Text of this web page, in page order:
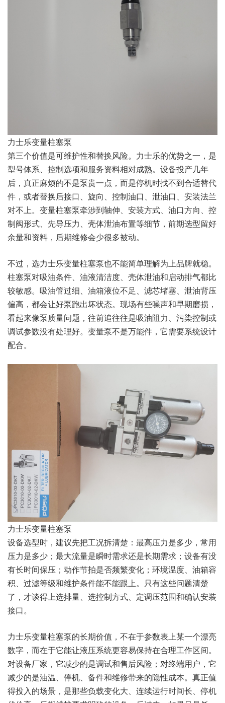
力士乐变量柱塞泵
第三个价值是可维护性和替换风险。力士乐的优势之一，是
型号体系、控制选项和服务资料相对成熟。设备投产几年
后，真正麻烦的不是泵贵一点，而是停机时找不到合适替代
件，或者替换后接口、旋向、控制油口、泄油口、安装法兰
对不上。变量柱塞泵牵涉到轴伸、安装方式、油口方向、控
制阀形式、先导压力、壳体泄油布置等细节，前期选型留好
余量和资料，后期维修会少很多被动。
不过，选力士乐变量柱塞泵也不能简单理解为上品牌就稳。
柱塞泵对吸油条件、油液清洁度、壳体泄油和启动排气都比
较敏感。吸油管过细、油箱液位不足、滤芯堵塞、泄油背压
偏高，都会让好泵跑出坏状态。现场有些噪声和早期磨损，
看起来像泵质量问题，往前追往往是吸油阻力、污染控制或
调试参数没有处理好。变量泵不是万能件，它需要系统设计
配合。
力士乐变量柱塞泵
设备选型时，建议先把工况拆清楚：最高压力是多少，常用
压力是多少；最大流量是瞬时需求还是长期需求；设备有没
有长时间保压；动作节拍是否频繁变化；环境温度、油箱容
积、过滤等级和维护条件能不能跟上。只有这些问题清楚
了，才谈得上选排量、选控制方式、定调压范围和确认安装
接口。
力士乐变量柱塞泵的长期价值，不在于参数表上某一个漂亮
数字，而在于它能让液压系统更容易保持在合理工作区间。
对设备厂家，它减少的是调试和售后风险；对终端用户，它
减少的是油温、停机、备件和维修带来的隐性成本。真正值
得投入的场景，是那些负载变化大、连续运行时间长、停机